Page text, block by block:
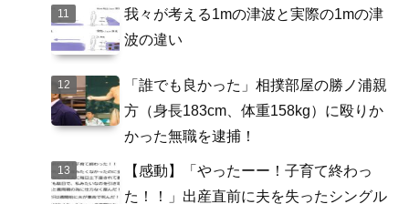
我々が考える1mの津波と実際の1mの津
波の違い
「誰でも良かった」相撲部屋の勝ノ浦親
方（身長183cm、体重158kg）に殴りか
かった無職を逮捕！
【感動】「やったーー！子育て終わっ
た！！」出産直前に夫を失ったシングル